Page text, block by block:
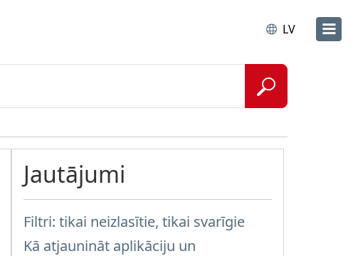
LV
Jautājumi
Filtri: tikai neizlasītie, tikai svarīgie
Kā atjaunināt aplikāciju un